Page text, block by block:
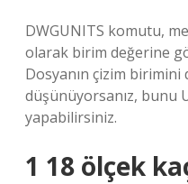
DWGUNITS komutu,
olarak birim değerine
Dosyanın çizim birimini
düşünüyorsanız, bunu
yapabilirsiniz.
1 18 ölçek